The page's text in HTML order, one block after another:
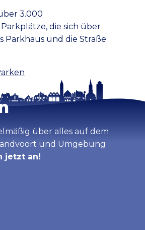
3.000
die sich über
Parkhaus und die Straße
über alles auf dem
und Umgebung
jetzt an!